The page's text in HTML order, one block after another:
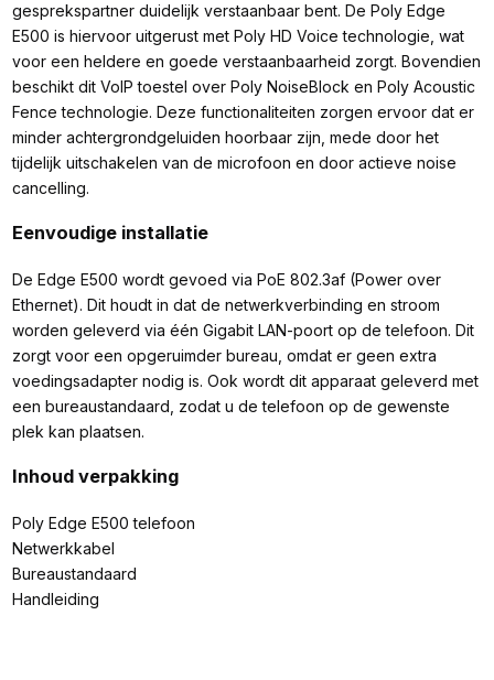
gesprekspartner duidelijk verstaanbaar bent. De Poly Edge
E500 is hiervoor uitgerust met Poly HD Voice technologie, wat
voor een heldere en goede verstaanbaarheid zorgt. Bovendien
beschikt dit VoIP toestel over Poly NoiseBlock en Poly Acoustic
Fence technologie. Deze functionaliteiten zorgen ervoor dat er
minder achtergrondgeluiden hoorbaar zijn, mede door het
tijdelijk uitschakelen van de microfoon en door actieve noise
cancelling.
Eenvoudige installatie
De Edge E500 wordt gevoed via PoE 802.3af (Power over
Ethernet). Dit houdt in dat de netwerkverbinding en stroom
worden geleverd via één Gigabit LAN-poort op de telefoon. Dit
zorgt voor een opgeruimder bureau, omdat er geen extra
voedingsadapter nodig is. Ook wordt dit apparaat geleverd met
een bureaustandaard, zodat u de telefoon op de gewenste
plek kan plaatsen.
Inhoud verpakking
Poly Edge E500 telefoon
Netwerkkabel
Bureaustandaard
Handleiding